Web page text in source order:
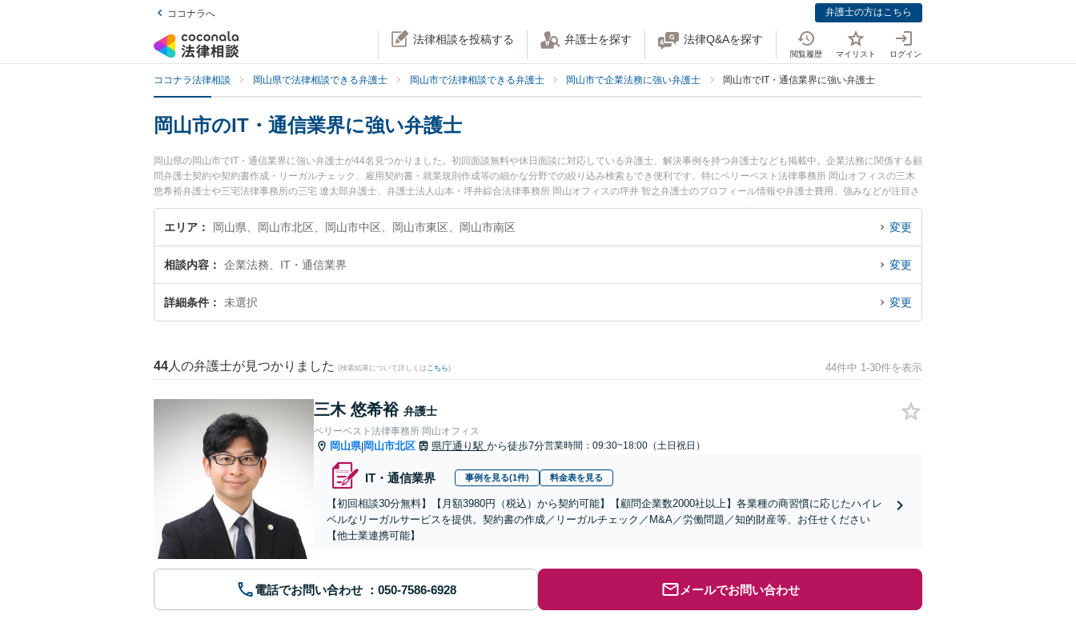
ココナラへ 弁護士の方はこちら
法律相談を投稿する 弁護士を探す 法律Q&Aを探す
閲覧履歴 マイリスト ログイン
ココナラ法律相談 岡山県で法律相談できる弁護士 岡山市で法律相談できる弁護士 岡山市で企業法務に強い弁護士 岡山市でIT・通信業界に強い弁護士
岡山市のIT・通信業界に強い弁護士
岡山県の岡山市でIT・通信業界に強い弁護士が44名見つかりました。初回面談無料や休日面談に対応している弁護士、解決事例を持つ弁護士なども掲載中。企業法務に関係する顧
問弁護士契約や契約書作成・リーガルチェック、雇用契約書・就業規則作成等の細かな分野での絞り込み検索もでき便利です。特にベリーベスト法律事務所 岡山オフィスの三木
悠希裕弁護士や三宅法律事務所の三宅 遼太郎弁護士、弁護士法人山本・坪井綜合法律事務所 岡山オフィスの坪井 智之弁護士のプロフィール情報や弁護士費用、強みなどが注目さ
れています。『岡山市で土日や夜間に発生したIT・通信業界のトラブルを今すぐに弁護士に相談したい』『IT・通信業界のトラブル解決の実績豊富な近くの弁護士を検索したい』
『初回相談無料でIT・通信業界を法律相談できる岡山市内の弁護士に相談予約したい』などでお困りの相談者さんにおすすめです。
エリア 岡山県、岡山市北区、岡山市中区、岡山市東区、岡山市南区 変更
相談内容 企業法務、IT・通信業界 変更
詳細条件 未選択 変更
44 人の弁護士が見つかりました (検索結果について詳しくは こちら) 44件中 1-30件を表示
三木 悠希裕 弁護士
ベリーベスト法律事務所 岡山オフィス
岡山県|岡山市北区 県庁通り駅 から徒歩7分営業時間：09:30~18:00（土日祝日）
IT・通信業界 事例を見る(1件) 料金表を見る
【初回相談30分無料】【月額3980円（税込）から契約可能】【顧問企業数2000社以上】各業種の商習慣に応じたハイレ
ベルなリーガルサービスを提供。契約書の作成／リーガルチェック／M&A／労働問題／知的財産等、お任せください
【他士業連携可能】
電話でお問い合わせ メールでお問い合わせ